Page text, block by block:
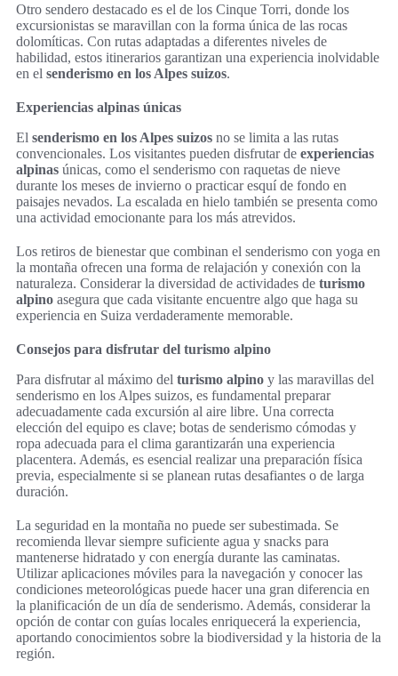
Otro sendero destacado es el de los Cinque Torri, donde los
excursionistas se maravillan con la forma única de las rocas
dolomíticas. Con rutas adaptadas a diferentes niveles de
habilidad, estos itinerarios garantizan una experiencia inolvidable
en el senderismo en los Alpes suizos.
Experiencias alpinas únicas
El senderismo en los Alpes suizos no se limita a las rutas
convencionales. Los visitantes pueden disfrutar de experiencias
alpinas únicas, como el senderismo con raquetas de nieve
durante los meses de invierno o practicar esquí de fondo en
paisajes nevados. La escalada en hielo también se presenta como
una actividad emocionante para los más atrevidos.
Los retiros de bienestar que combinan el senderismo con yoga en
la montaña ofrecen una forma de relajación y conexión con la
naturaleza. Considerar la diversidad de actividades de turismo
alpino asegura que cada visitante encuentre algo que haga su
experiencia en Suiza verdaderamente memorable.
Consejos para disfrutar del turismo alpino
Para disfrutar al máximo del turismo alpino y las maravillas del
senderismo en los Alpes suizos, es fundamental preparar
adecuadamente cada excursión al aire libre. Una correcta
elección del equipo es clave; botas de senderismo cómodas y
ropa adecuada para el clima garantizarán una experiencia
placentera. Además, es esencial realizar una preparación física
previa, especialmente si se planean rutas desafiantes o de larga
duración.
La seguridad en la montaña no puede ser subestimada. Se
recomienda llevar siempre suficiente agua y snacks para
mantenerse hidratado y con energía durante las caminatas.
Utilizar aplicaciones móviles para la navegación y conocer las
condiciones meteorológicas puede hacer una gran diferencia en
la planificación de un día de senderismo. Además, considerar la
opción de contar con guías locales enriquecerá la experiencia,
aportando conocimientos sobre la biodiversidad y la historia de la
región.